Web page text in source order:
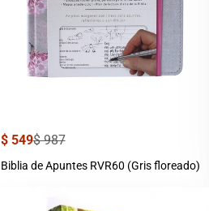
Precio
venta
$ 549Precio
$ 987
Biblia de Apuntes RVR60 (Gris floreado)